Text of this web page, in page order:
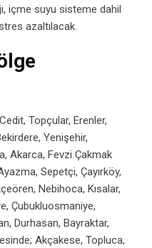
içme suyu sisteme dahil
azaltılacak.
Topçular, Erenler,
Yenişehir,
Akarca, Fevzi Çakmak
Sepetçi, Çayırköy,
Nebihoca, Kısalar,
Çubukluosmaniye,
Durhasan, Bayraktar,
Akçakese, Topluca,